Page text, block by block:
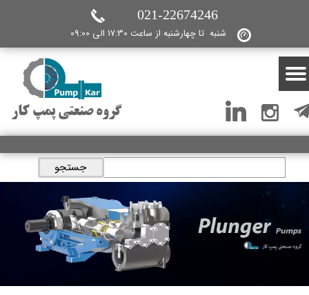
گروه صنعتی پمپ کار
شنبه تا چهارشنبه از ساعت 17:30 الی 09:00
021-22674246
جستجو